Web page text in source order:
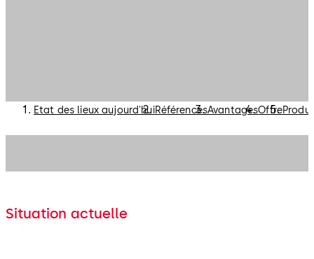
Etat des lieux aujourd'huiRéférencesAvantagesOffre
Situation actuelle